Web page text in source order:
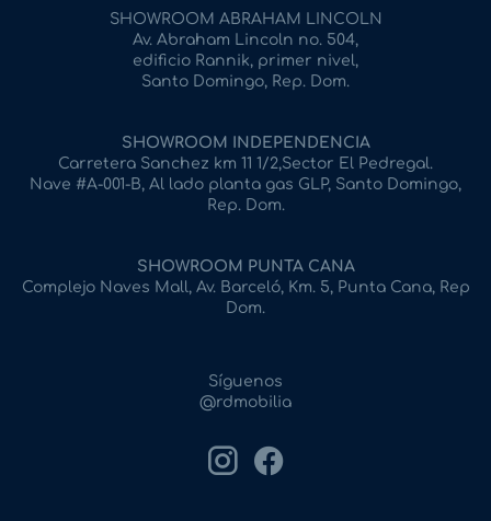
SHOWROOM ABRAHAM LINCOLN
Av. Abraham Lincoln no. 504,
edificio Rannik, primer nivel,
Santo Domingo, Rep. Dom.
SHOWROOM INDEPENDENCIA
Carretera Sanchez km 11 1/2,Sector El Pedregal.
Nave #A-001-B, Al lado planta gas GLP, Santo Domingo,
Rep. Dom.
SHOWROOM PUNTA CANA
Complejo Naves Mall, Av. Barceló, Km. 5, Punta Cana, Rep
Dom.
Síguenos
@rdmobilia